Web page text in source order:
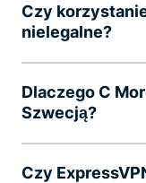
Czy
nielegalne?
Dlaczego C
Szwecją?
Czy